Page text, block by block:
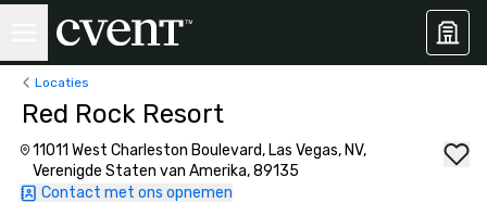
Locaties
Red Rock Resort
11011 West Charleston Boulevard, Las Vegas, NV,
Verenigde Staten van Amerika, 89135
Contact met ons opnemen